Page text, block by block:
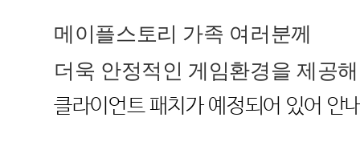
메이플스토리 가족 여러분께
더욱 안정적인 게임환경을 제공
클라이언트 패치가 예정되어 있어 안